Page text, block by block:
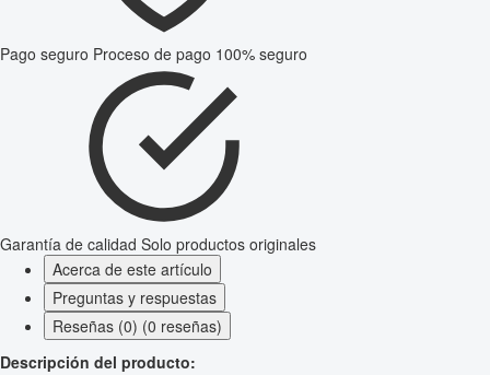
Pago seguro Proceso de pago 100% seguro
Garantía de calidad Solo productos originales
Acerca de este artículo
Preguntas y respuestas
Reseñas (0) (0 reseñas)
Descripción del producto: